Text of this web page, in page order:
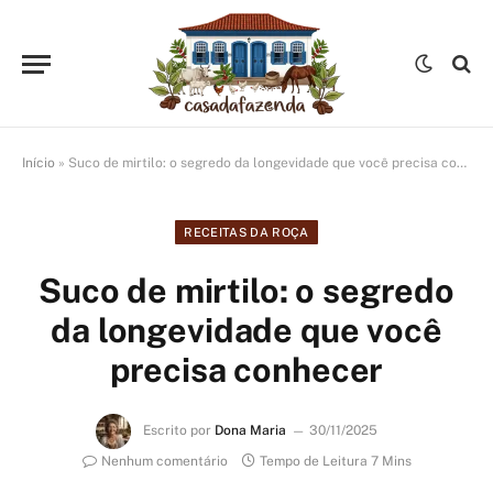
Início » Suco de mirtilo: o segredo da longevidade que você precisa conhecer
RECEITAS DA ROÇA
Suco de mirtilo: o segredo
da longevidade que você
precisa conhecer
Escrito por Dona Maria
30/11/2025
Nenhum comentário
Tempo de Leitura 7 Mins